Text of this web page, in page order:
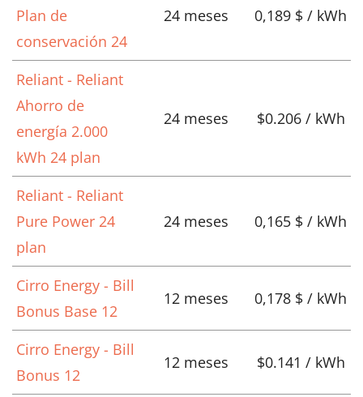
Plan de
conservación 24
24 meses 0,189 $ / kWh
Reliant - Reliant
Ahorro de
energía 2.000
kWh 24 plan
24 meses $0.206 / kWh
Reliant - Reliant
Pure Power 24
plan
24 meses 0,165 $ / kWh
Cirro Energy - Bill
Bonus Base 12
12 meses 0,178 $ / kWh
Cirro Energy - Bill
Bonus 12
12 meses $0.141 / kWh